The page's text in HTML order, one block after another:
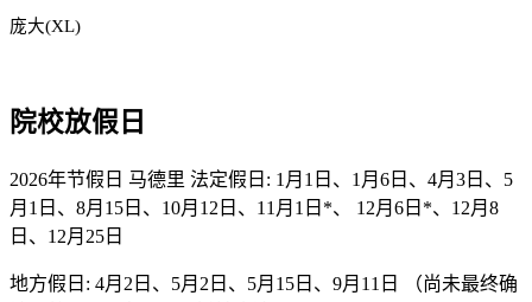
庞大(XL)
院校放假日
2026年节假日 马德里 法定假日: 1月1日、1月6日、4月3日、5
月1日、8月15日、10月12日、11月1日*、 12月6日*、12月8
日、12月25日
地方假日: 4月2日、5月2日、5月15日、9月11日 （尚未最终确